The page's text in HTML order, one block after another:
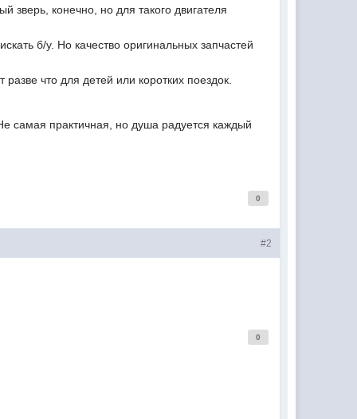
зверь, конечно, но для такого двигателя
б/у. Но качество оригинальных запчастей
что для детей или коротких поездок.
самая практичная, но душа радуется каждый
0
#2
0